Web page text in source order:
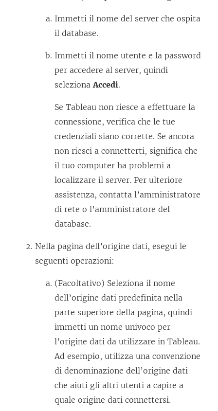
v
e
u
n
n
u
o
v
a
f
n
e
Immetti il nome del server che ospita
il database.
Immetti il nome utente e la password
per accedere al server, quindi
selezionaAccedi.
Se Tableau non riesce a effettuare la
connessione, verifica che le tue
credenziali siano corrette. Se ancora
non riesci a connetterti, significa che
il tuo computer ha problemi a
localizzare il server. Per ulteriore
assistenza, contatta l’amministratore
di rete o l’amministratore del
database.
Nella pagina dell’origine dati, esegui le
seguenti operazioni:
(Facoltativo) Seleziona il nome
dell’origine dati predefinita nella
parte superiore della pagina, quindi
immetti un nome univoco per
l’origine dati da utilizzare in Tableau.
Ad esempio, utilizza una convenzione
di denominazione dell’origine dati
che aiuti gli altri utenti a capire a
quale origine dati connettersi.